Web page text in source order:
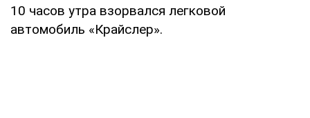
10 часов утра взорвался легковой
автомобиль «Крайслер».